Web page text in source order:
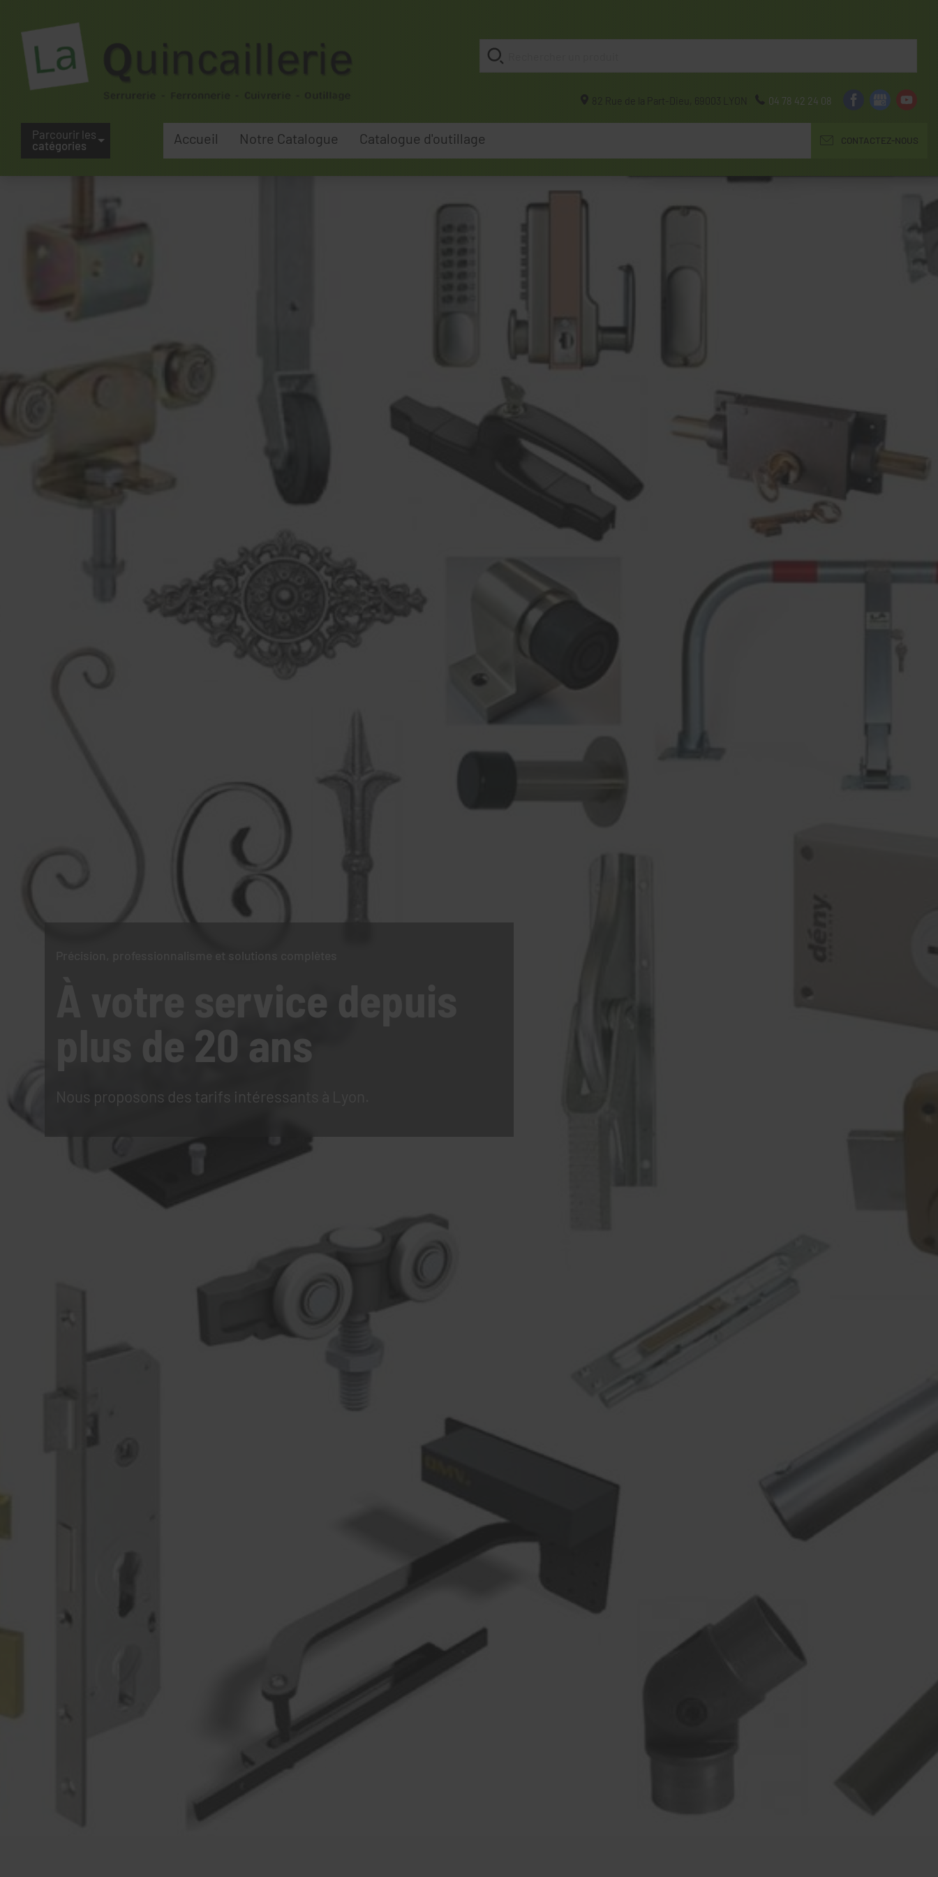
82 Rue de la Part-Dieu, 69003 LYON 04 78 42 24 08
Parcourir les
catégories
Accueil Notre Catalogue Catalogue d'outillage CONTACTEZ-NOUS
Précision, professionnalisme et solutions complètes
À votre service depuis
plus de 20 ans
Nous proposons des tarifs intéressants à Lyon.